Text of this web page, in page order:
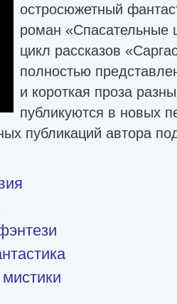
остросюжетный
роман «Спасательные
цикл рассказов
полностью
и короткая проза
публикуются в новых
публикаций автора